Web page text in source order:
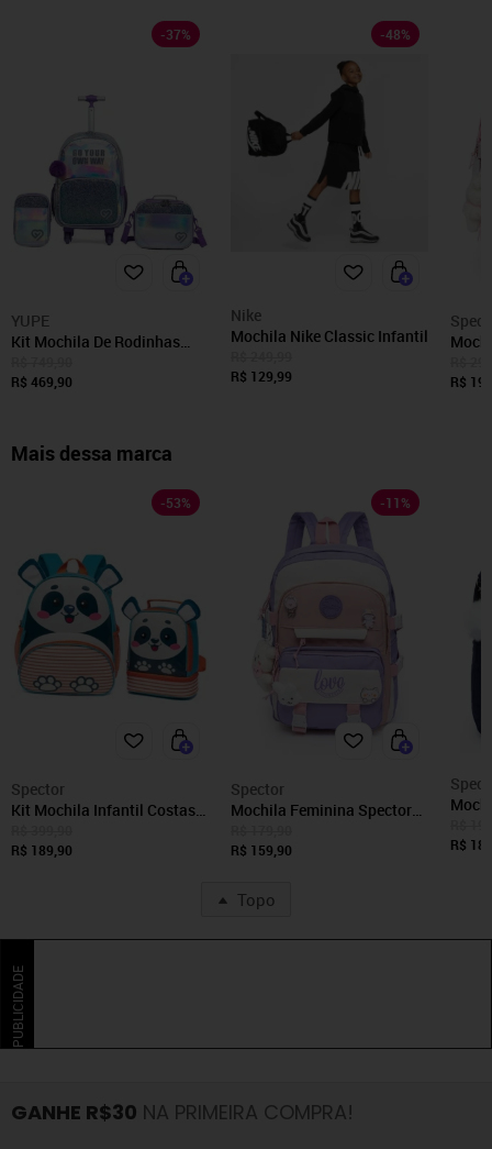
-37%
YUPE
Kit Mochila De Rodinhas
Prateada Reforçada
R$ 469,90
-48%
Nike
Mochila Nike Classic Infantil
R$ 129,99
R$
Mais dessa marca
-53%
Spector
Kit Mochila Infantil Costas
R$ 189,90
-11 %
Spector
Mochila Feminina Spector
R$ 159,90
R$
Topo
PUBLICIDADE
GANHE R$30 NA PRIMEIRA COMPRA!